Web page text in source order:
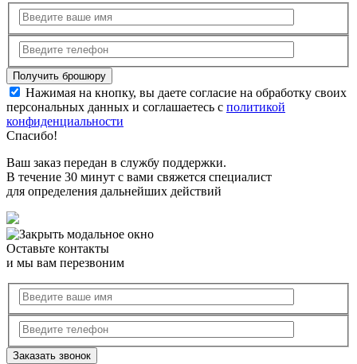
Нажимая на кнопку, вы даете согласие на обработку своих
персональных данных и соглашаетесь с политикой
конфиденциальности
Спасибо!
Ваш заказ передан в службу поддержки.
В течение 30 минут с вами свяжется специалист
для определения дальнейших действий
Оставьте контакты
и мы вам перезвоним